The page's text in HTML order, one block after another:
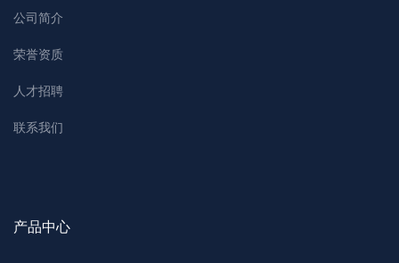
公司简介
荣誉资质
人才招聘
联系我们
产品中心